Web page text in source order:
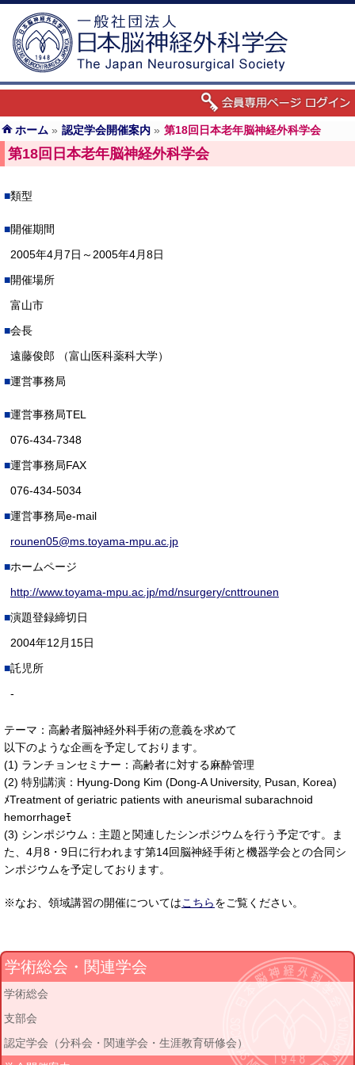
ホーム » 認定学会開催案内 » 第18回日本老年脳神経外科学会
第18回日本老年脳神経外科学会
類型
開催期間
2005年4月7日～2005年4月8日
開催場所
富山市
会長
遠藤俊郎 （富山医科薬科大学）
運営事務局
運営事務局TEL
076-434-7348
運営事務局FAX
076-434-5034
運営事務局e-mail
rounen05@ms.toyama-mpu.ac.jp
ホームページ
http://www.toyama-mpu.ac.jp/md/nsurgery/cnttrounen
演題登録締切日
2004年12月15日
託児所
-
テーマ：高齢者脳神経外科手術の意義を求めて
以下のような企画を予定しております。
(1) ランチョンセミナー：高齢者に対する麻酔管理
(2) 特別講演：Hyung-Dong Kim (Dong-A University, Pusan, Korea)
ﾒTreatment of geriatric patients with aneurismal subarachnoid
hemorrhageﾓ
(3) シンポジウム：主題と関連したシンポジウムを行う予定です。ま
た、4月8・9日に行われます第14回脳神経手術と機器学会との合同シ
ンポジウムを予定しております。
※なお、領域講習の開催についてはこちらをご覧ください。
学術総会・関連学会
学術総会
支部会
認定学会（分科会・関連学会・生涯教育研修会）